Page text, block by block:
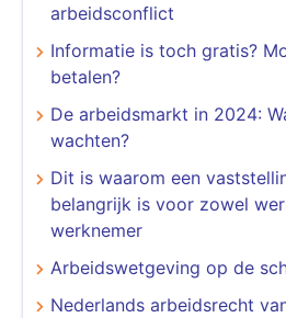
arbeidsconflict
Informatie is toch gratis?
betalen?
De arbeidsmarkt in 2024:
wachten?
Dit is waarom een
belangrijk is voor zowel
werknemer
Arbeidswetgeving op de
Nederlands arbeidsrecht